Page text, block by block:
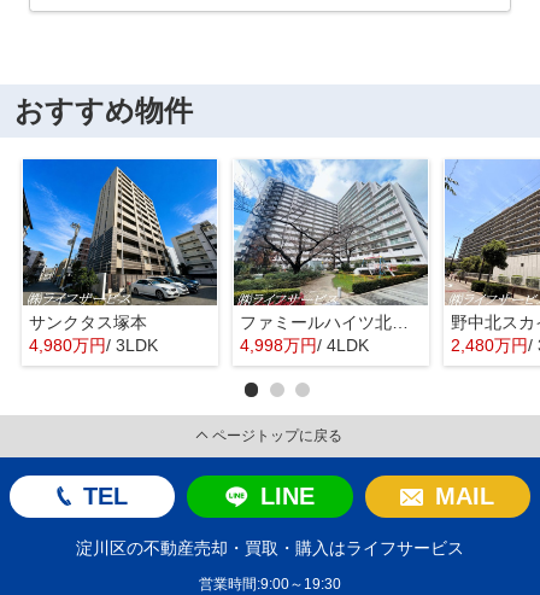
おすすめ物件
サンクタス塚本
4,980万円/ 3LDK
ファミールハイツ北大阪４号棟
4,998万円/ 4LDK
野中北スカ
2,480万円/
ページトップに戻る
TEL LINE MAIL
淀川区の不動産売却・買取・購入はライフサービス
営業時間:9:00～19:30